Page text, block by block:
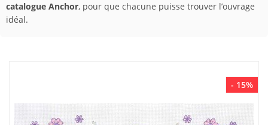
catalogue Anchor, pour que chacune puisse trouver l’ouvrage
idéal.
- 15%